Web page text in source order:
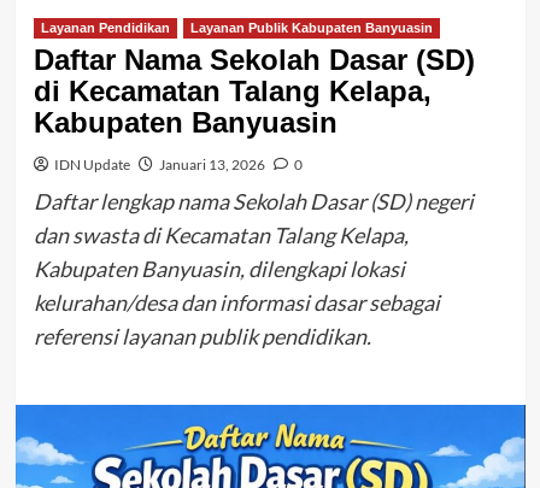
Layanan Pendidikan Layanan Publik Kabupaten Banyuasin
Daftar Nama Sekolah Dasar (SD)
di Kecamatan Talang Kelapa,
Kabupaten Banyuasin
IDN Update Januari 13, 2026 0
Daftar lengkap nama Sekolah Dasar (SD) negeri
dan swasta di Kecamatan Talang Kelapa,
Kabupaten Banyuasin, dilengkapi lokasi
kelurahan/desa dan informasi dasar sebagai
referensi layanan publik pendidikan.